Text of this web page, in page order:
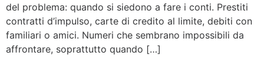
del problema: quando si siedono a fare i conti. Prestiti
contratti d’impulso, carte di credito al limite, debiti con
familiari o amici. Numeri che sembrano impossibili da
affrontare, soprattutto quando […]